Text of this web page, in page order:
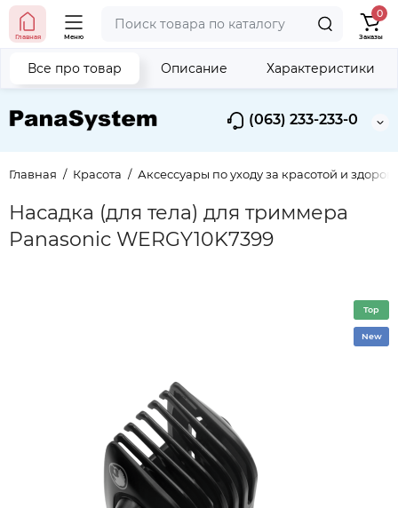
(063) 233-233-0
Главная Меню
0
Заказы
Главная Красота Аксессуары по уходу за красотой и
Насадка (для тела) для триммера
Panasonic WERGY10K7399
Все про товар Описание Характеристики
Top
New